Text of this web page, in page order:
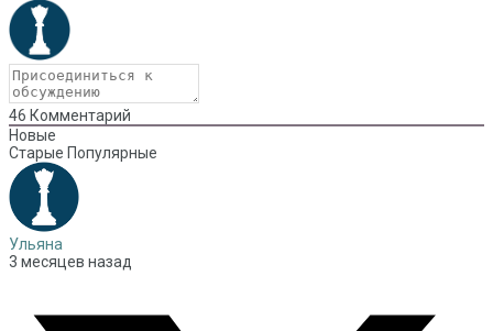
46 Комментарий
Новые
Старые Популярные
Ульяна
3 месяцев назад